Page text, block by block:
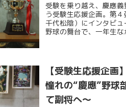
受験を乗り越え、慶應
う受験生応援企画。第
千代松陰）にインタビ
野球の舞台で、一年生
【受験生応援企
憧れの“慶應”野球
て副将へ〜